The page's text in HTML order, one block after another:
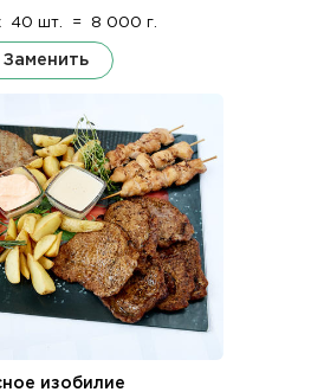
40 шт. = 8 000 г.
Заменить
изобилие